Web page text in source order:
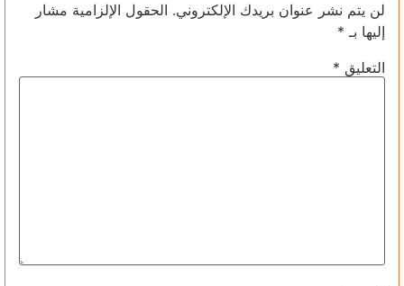
لن يتم نشر عنوان بريدك الإلكتروني. الحقول الإلزامية مشار
إليها بـ *
التعليق *